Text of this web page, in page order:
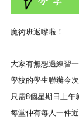
魔術班返嚟啦！
大家有無想過練習
學校的學生聯辦今次
只需8個星期日上午
每堂仲有每人一件